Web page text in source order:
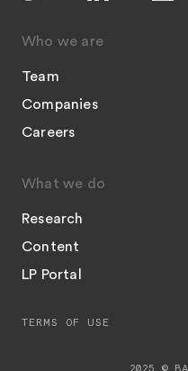
Who we are
Team
Companies
Careers
What we do
Research
Content
LP Portal
TERMS OF USE